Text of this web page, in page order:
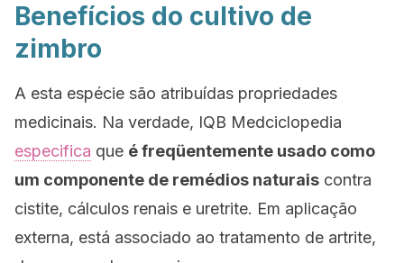
Benefícios do cultivo de
zimbro
A esta espécie são atribuídas propriedades
medicinais. Na verdade, IQB Medciclopedia
especifica que é freqüentemente usado como
um componente de remédios naturais contra
cistite, cálculos renais e uretrite. Em aplicação
externa, está associado ao tratamento de artrite,